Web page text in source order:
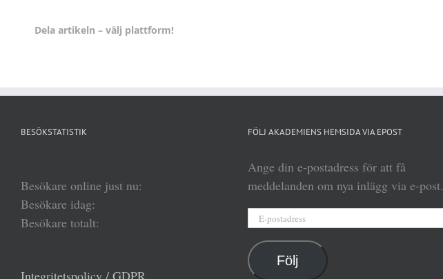
Dela artikeln – välj plattform!
BESÖKSTATISTIK
Besökare online just nu:
Besökare idag:
Besökare totalt:
Integritetspolicy / GDPR
FÖLJ AKADEMIENS HEMSIDA VIA EPOST
Ange din e-postadress för att få
meddelanden om nya inlägg via e-post.
Följ